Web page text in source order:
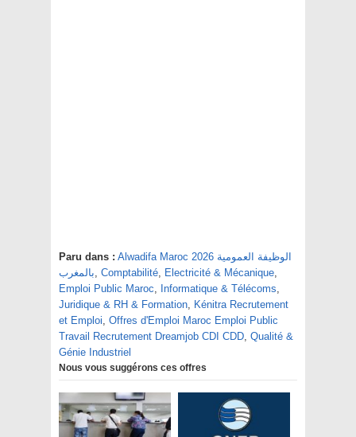
Paru dans : Alwadifa Maroc 2026 الوظيفة العمومية
بالمغرب, Comptabilité, Electricité & Mécanique,
Emploi Public Maroc, Informatique & Télécoms,
Juridique & RH & Formation, Kénitra Recrutement
et Emploi, Offres d'Emploi Maroc Emploi Public
Travail Recrutement Dreamjob CDI CDD, Qualité &
Génie Industriel
Nous vous suggérons ces offres